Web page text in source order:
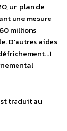
un plan de
une mesure
millions
D’autres aides
traduit au